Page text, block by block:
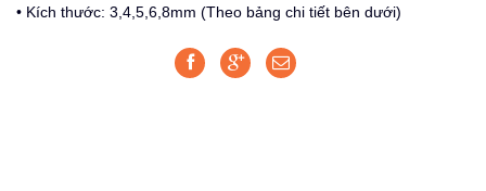
• Kích thước: 3,4,5,6,8mm (Theo bảng chi tiết bên dưới)